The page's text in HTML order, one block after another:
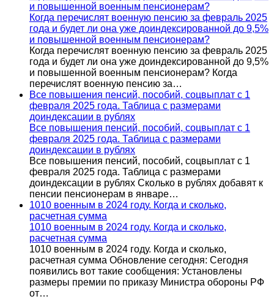
и повышенной военным пенсионерам?
Когда перечислят военную пенсию за февраль 2025
года и будет ли она уже доиндексированной до 9,5%
и повышенной военным пенсионерам?
Когда перечислят военную пенсию за февраль 2025
года и будет ли она уже доиндексированной до 9,5%
и повышенной военным пенсионерам? Когда
перечислят военную пенсию за…
Все повышения пенсий, пособий, соцвыплат с 1
февраля 2025 года. Таблица с размерами
доиндексации в рублях
Все повышения пенсий, пособий, соцвыплат с 1
февраля 2025 года. Таблица с размерами
доиндексации в рублях
Все повышения пенсий, пособий, соцвыплат с 1
февраля 2025 года. Таблица с размерами
доиндексации в рублях Сколько в рублях добавят к
пенсии пенсионерам в январе…
1010 военным в 2024 году. Когда и сколько,
расчетная сумма
1010 военным в 2024 году. Когда и сколько,
расчетная сумма
1010 военным в 2024 году. Когда и сколько,
расчетная сумма Обновление сегодня: Сегодня
появились вот такие сообщения: Установлены
размеры премии по приказу Министра обороны РФ
от…